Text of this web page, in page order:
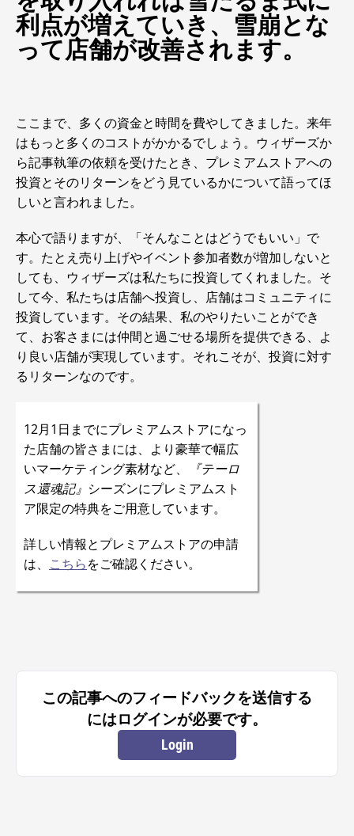
利点が増えていき、雪崩とな
って店舗が改善されます。
ここまで、多くの資金と時間を費やしてきました。来年
はもっと多くのコストがかかるでしょう。ウィザーズか
ら記事執筆の依頼を受けたとき、プレミアムストアへの
投資とそのリターンをどう見ているかについて語ってほ
しいと言われました。
本心で語りますが、「そんなことはどうでもいい」で
す。たとえ売り上げやイベント参加者数が増加しないと
しても、ウィザーズは私たちに投資してくれました。そ
して今、私たちは店舗へ投資し、店舗はコミュニティに
投資しています。その結果、私のやりたいことができ
て、お客さまには仲間と過ごせる場所を提供できる、よ
り良い店舗が実現しています。それこそが、投資に対す
るリターンなのです。
12月1日までにプレミアムストアになっ
た店舗の皆さまには、より豪華で幅広
いマーケティング素材など、
『テーロ
ス還魂記』 シーズンにプレミアムスト
ア限定の特典をご用意しています。
詳しい情報とプレミアムストアの申請
は、 こちらをご確認ください。
この記事へのフィードバックを送信する
にはログインが必要です。
Login